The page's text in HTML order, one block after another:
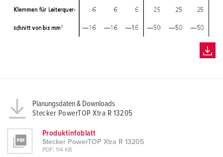
h
Planungsdaten & Downloads
Stecker PowerTOP Xtra R 13205
Produktinfoblatt
Stecker PowerTOP Xtra R 13205
PDF, 114 KB